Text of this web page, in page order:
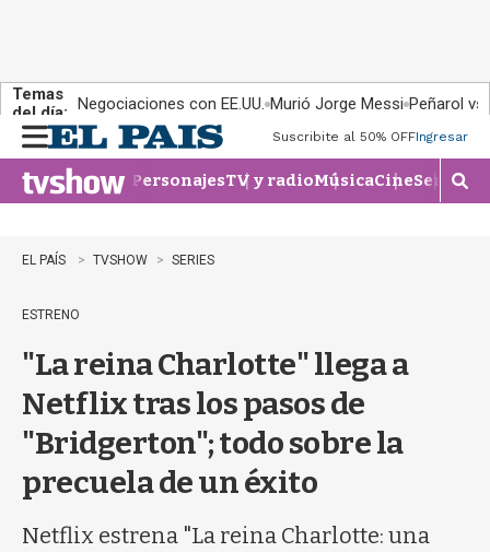
Temas
del día: Negociaciones con EE.UU. Murió Jorge Messi Peñarol
n
u
Suscribite al 50% OFFIngresar
PersonajesTV y radioMúsicaCineSeries
M
o
EL PAÍS TVSHOW SERIES
ESTRENO
"La reina Charlotte" llega a
Netflix tras los pasos de
"Bridgerton"; todo sobre la
precuela de un éxito
Netflix estrena "La reina Charlotte: una